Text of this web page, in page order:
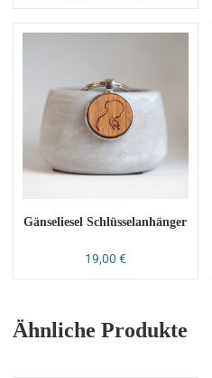
Gänseliesel Schlüsselanhänger
19,00 €
Ähnliche Produkte